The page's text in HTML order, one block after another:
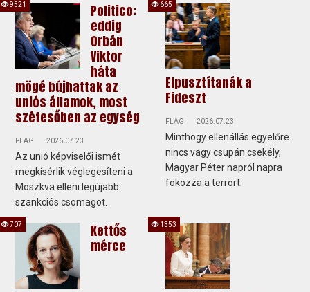
Politico:
eddig
Orbán
Viktor
háta
mögé bújhattak az
uniós államok, most
szétesőben az egység
FLAG 2026.07.23
Az unió képviselői ismét
megkísérlik véglegesíteni a
Moszkva elleni legújabb
szankciós csomagot.
9521
Elpusztítanák a
Fideszt
FLAG 2026.07.23
Minthogy ellenállás egyelőre
nincs vagy csupán csekély,
Magyar Péter napról napra
fokozza a terrort.
665
Kettős
mérce
707 1353